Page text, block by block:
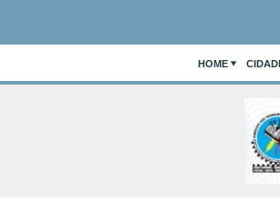
HOME